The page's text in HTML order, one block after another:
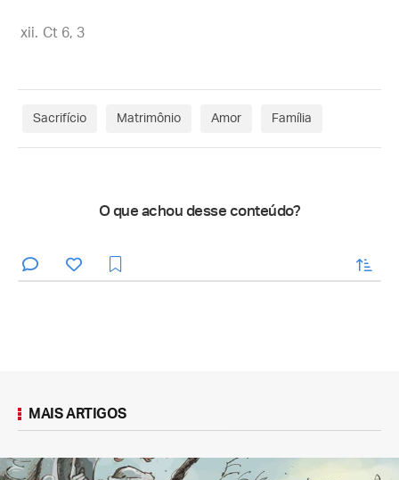
Ct 6, 3
Sacrifício Matrimônio Amor Família
O que achou desse conteúdo?
enviar
MAIS ARTIGOS